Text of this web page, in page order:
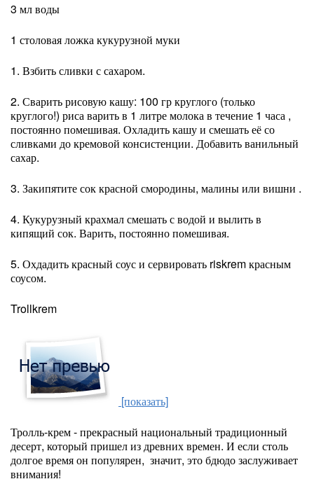
3 мл воды
1 столовая ложка кукурузной муки
1. Взбить сливки с сахаром.
2. Сварить рисовую кашу: 100 гр круглого (только
круглого!) риса варить в 1 литре молока в течение 1 часа ,
постоянно помешивая. Охладить кашу и смешать её со
сливками до кремовой консистенции. Добавить ванильный
сахар.
3. Закипятите сок красной смородины, малины или вишни .
4. Кукурузный крахмал смешать с водой и вылить в
кипящий сок. Варить, постоянно помешивая.
5. Охдадить красный соус и сервировать riskrem красным
соусом.
Trollkrem
[показать]
Тролль-крем - прекрасный национальный традиционный
десерт, который пришел из древних времен. И если столь
долгое время он популярен, значит, это бдюдо заслуживает
внимания!